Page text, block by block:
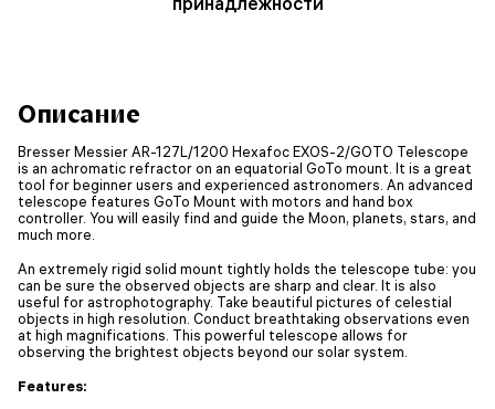
Описание
Bresser Messier AR-127L/1200 Hexafoc EXOS-2/GOTO Telescope
is an achromatic refractor on an equatorial GoTo mount. It is a great
tool for beginner users and experienced astronomers. An advanced
telescope features GoTo Mount with motors and hand box
controller. You will easily find and guide the Moon, planets, stars, and
much more.
An extremely rigid solid mount tightly holds the telescope tube: you
can be sure the observed objects are sharp and clear. It is also
useful for astrophotography. Take beautiful pictures of celestial
objects in high resolution. Conduct breathtaking observations even
at high magnifications. This powerful telescope allows for
observing the brightest objects beyond our solar system.
Features: